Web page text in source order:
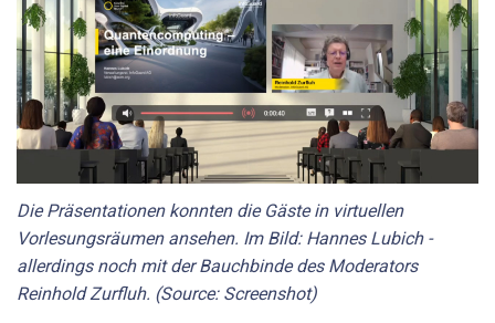
Die Präsentationen konnten die Gäste in virtuellen
Vorlesungsräumen ansehen. Im Bild: Hannes Lubich -
allerdings noch mit der Bauchbinde des Moderators
Reinhold Zurfluh. (Source: Screenshot)